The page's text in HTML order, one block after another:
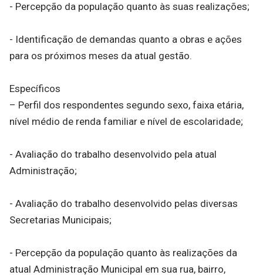
- Percepção da população quanto às suas realizações;
- Identificação de demandas quanto a obras e ações
para os próximos meses da atual gestão.
Específicos
– Perfil dos respondentes segundo sexo, faixa etária,
nível médio de renda familiar e nível de escolaridade;
- Avaliação do trabalho desenvolvido pela atual
Administração;
- Avaliação do trabalho desenvolvido pelas diversas
Secretarias Municipais;
- Percepção da população quanto às realizações da
atual Administração Municipal em sua rua, bairro,